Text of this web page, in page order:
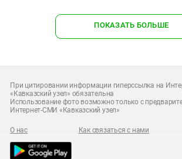
ПОКАЗАТЬ БОЛЬШЕ
При цитировании информации гиперссылка на
«Кавказский узел» обязательна
Использование фото возможно только с
Интернет-СМИ «Кавказский узел»
О нас Как связаться с нами